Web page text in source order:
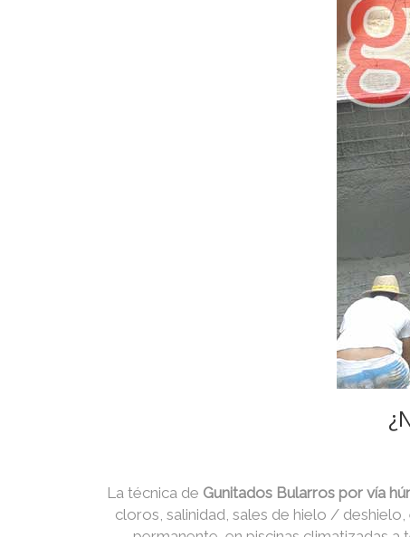
La técnica de Gunitados Bularros por vía
cloros, salinidad, sales de hielo /